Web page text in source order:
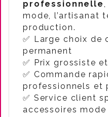
professionnelle
mode, l’artisanat
production.
✅ Large choix de
permanent
✅ Prix grossiste
✅ Commande
professionnels et
✅ Service client
accessoires mode